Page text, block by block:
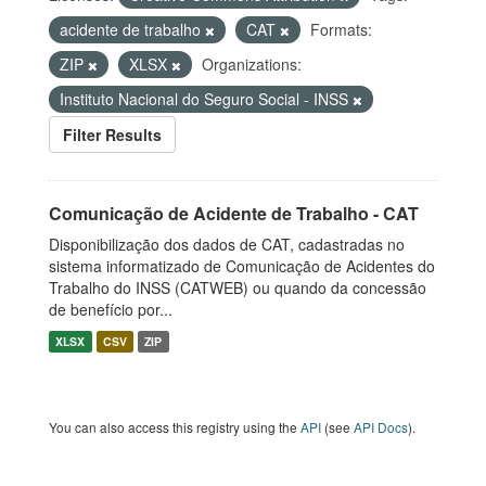
acidente de trabalho
CAT
Formats:
ZIP
XLSX
Organizations:
Instituto Nacional do Seguro Social - INSS
Filter Results
Comunicação de Acidente de Trabalho - CAT
Disponibilização dos dados de CAT, cadastradas no
sistema informatizado de Comunicação de Acidentes do
Trabalho do INSS (CATWEB) ou quando da concessão
de benefício por...
XLSX CSV ZIP
You can also access this registry using the API (see API Docs).